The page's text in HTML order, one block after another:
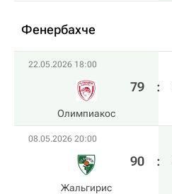
Фенербахче
22.05.2026 18:00
Олимпиакос
79 :
08.05.2026 20:00
Жальгирис
90 :